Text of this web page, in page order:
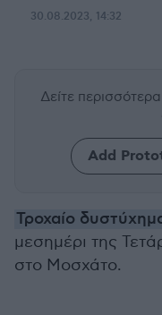
30.08.2023, 14:32
Δείτε
Add
Τροχαίο
μεσημέρι της
στο Μοσχάτο.